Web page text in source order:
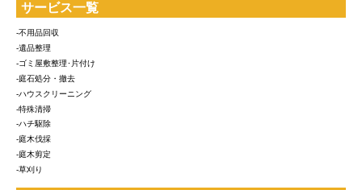
サービス一覧
-不用品回収
-遺品整理
-ゴミ屋敷整理･片付け
-庭石処分・撤去
-ハウスクリーニング
-特殊清掃
-ハチ駆除
-庭木伐採
-庭木剪定
-草刈り